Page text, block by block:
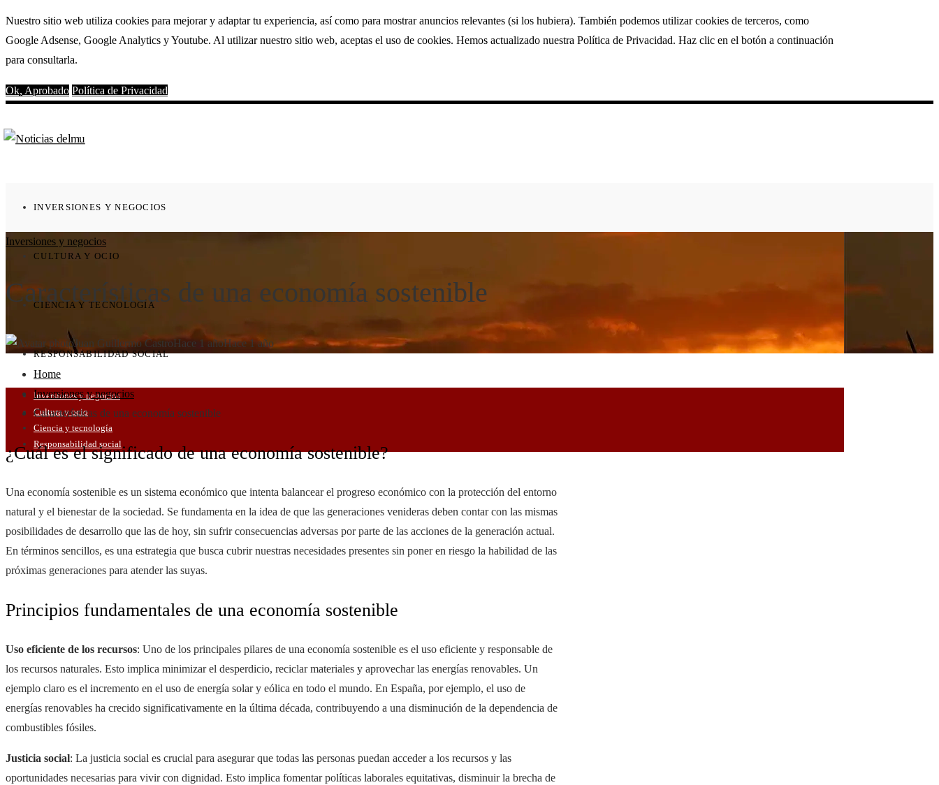
Nuestro sitio web utiliza cookies para mejorar y adaptar tu experiencia, así como para mostrar anuncios relevantes (si los hubiera). También podemos utilizar cookies de terceros, como
Google Adsense, Google Analytics y Youtube. Al utilizar nuestro sitio web, aceptas el uso de cookies. Hemos actualizado nuestra Política de Privacidad. Haz clic en el botón a continuación
para consultarla.
Ok, Aprobado Política de Privacidad
INVERSIONES Y NEGOCIOS
CULTURA Y OCIO
CIENCIA Y TECNOLOGÍA
RESPONSABILIDAD SOCIAL
Inversiones y negocios
Cultura y ocio
Ciencia y tecnología
Responsabilidad social
Inversiones y negocios
Características de una economía sostenible
Juan Guillermo CastroHace 1 añoHace 1 año
Home
Inversiones y negocios
Características de una economía sostenible
¿Cuál es el significado de una economía sostenible?
Una economía sostenible es un sistema económico que intenta balancear el progreso económico con la protección del entorno
natural y el bienestar de la sociedad. Se fundamenta en la idea de que las generaciones venideras deben contar con las mismas
posibilidades de desarrollo que las de hoy, sin sufrir consecuencias adversas por parte de las acciones de la generación actual.
En términos sencillos, es una estrategia que busca cubrir nuestras necesidades presentes sin poner en riesgo la habilidad de las
próximas generaciones para atender las suyas.
Principios fundamentales de una economía sostenible
Uso eficiente de los recursos: Uno de los principales pilares de una economía sostenible es el uso eficiente y responsable de
los recursos naturales. Esto implica minimizar el desperdicio, reciclar materiales y aprovechar las energías renovables. Un
ejemplo claro es el incremento en el uso de energía solar y eólica en todo el mundo. En España, por ejemplo, el uso de
energías renovables ha crecido significativamente en la última década, contribuyendo a una disminución de la dependencia de
combustibles fósiles.
Justicia social: La justicia social es crucial para asegurar que todas las personas puedan acceder a los recursos y las
oportunidades necesarias para vivir con dignidad. Esto implica fomentar políticas laborales equitativas, disminuir la brecha de